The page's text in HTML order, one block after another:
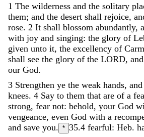
1 The wilderness and the solitary
them; and the desert shall rejoice,
rose. 2 It shall blossom abundantly,
with joy and singing: the glory of
given unto it, the excellency of
shall see the glory of the LORD, and
our God.
3 Strengthen ye the weak hands, and
knees. 4 Say to them that are of a
strong, fear not: behold, your God
vengeance, even God with a
and save you. * 35.4 fearful: Heb.